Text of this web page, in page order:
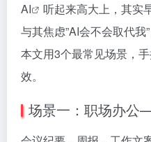
AI
听起来高大上，其实
与其焦虑”AI会不会取代我
本文用3个最常见场景，
效。
场景一：职场办